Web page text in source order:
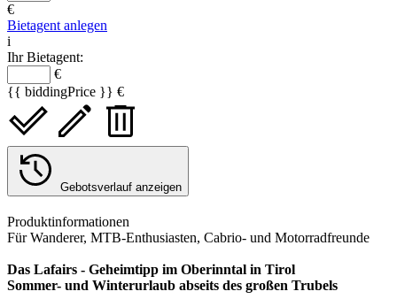
€
Bietagent anlegen
i
Ihr Bietagent:
€
{{ biddingPrice }} €
Gebotsverlauf anzeigen
Produktinformationen
Für Wanderer, MTB-Enthusiasten, Cabrio- und Motorradfreunde
Das Lafairs - Geheimtipp im Oberinntal in Tirol
Sommer- und Winterurlaub abseits des großen Trubels